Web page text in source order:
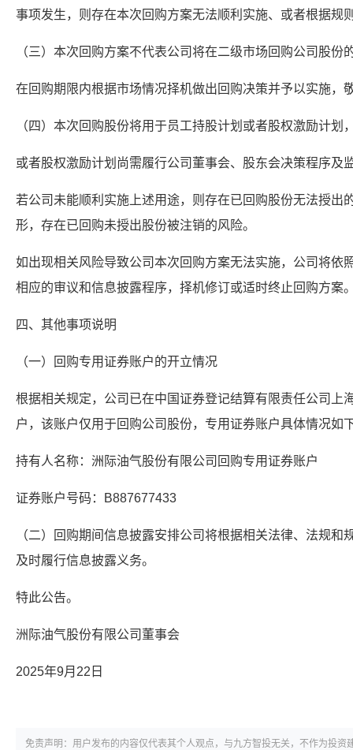
事项发生，则存在本次回购方案无法顺利实施、或者根据规
（三）本次回购方案不代表公司将在二级市场回购公司股份
在回购期限内根据市场情况择机做出回购决策并予以实施，
（四）本次回购股份将用于员工持股计划或者股权激励计划
或者股权激励计划尚需履行公司董事会、股东会决策程序及
若公司未能顺利实施上述用途，则存在已回购股份无法授出
形，存在已回购未授出股份被注销的风险。
如出现相关风险导致公司本次回购方案无法实施，公司将依
相应的审议和信息披露程序，择机修订或适时终止回购方案
四、其他事项说明
（一）回购专用证券账户的开立情况
根据相关规定，公司已在中国证券登记结算有限责任公司上
户，该账户仅用于回购公司股份，专用证券账户具体情况如
持有人名称：洲际油气股份有限公司回购专用证券账户
证券账户号码：B887677433
（二）回购期间信息披露安排公司将根据相关法律、法规和
及时履行信息披露义务。
特此公告。
洲际油气股份有限公司董事会
2025年9月22日
免责声明：用户发布的内容仅代表其个人观点，与九方智投无关，不作为投